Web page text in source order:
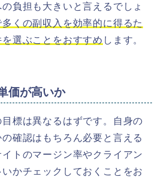
負担も大きいと言えるでしょ
くの副収入を効率的に得るた
選ぶことをおすすめ します。
価が高いか
標は異なるはずです。自身の
確認はもちろん必要と言える
イトのマージン率やクライアン
いかチェックしておくことをお